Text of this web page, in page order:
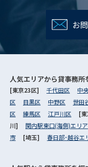
お
人気エリアから貸事務所
[東京23区] 千代田区 中
区
目黒区 中野区 世田
区
練馬区 江戸川区 [
川] 関内駅東口(海側)エリア
市
[埼玉] 春日部･越谷エ